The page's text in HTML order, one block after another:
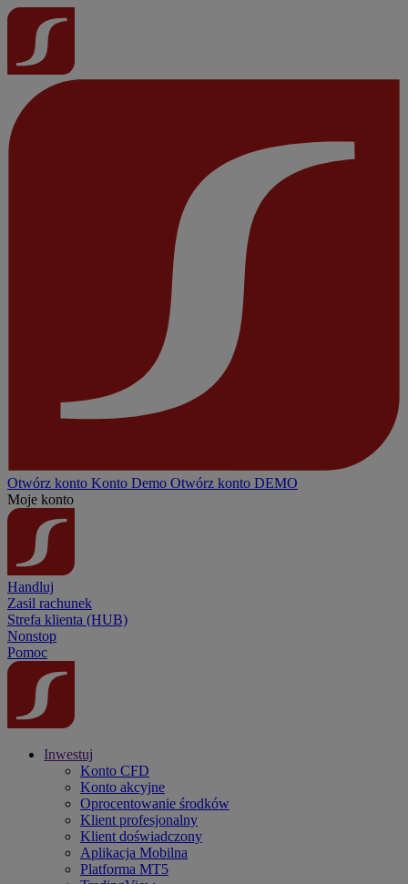
Otwórz konto Konto Demo Otwórz konto DEMO
Moje konto
Handluj
Zasil rachunek
Strefa klienta (HUB)
Nonstop
Pomoc
Inwestuj
Konto CFD
Konto akcyjne
Oprocentowanie środków
Klient profesjonalny
Klient doświadczony
Aplikacja Mobilna
Platforma MT5